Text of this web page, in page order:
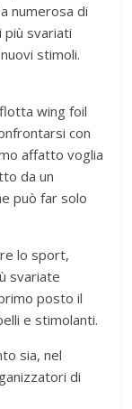
numerosa di
più svariati
stimoli.
wing foil
con
affatto voglia
da un
può far solo
lo sport,
svariate
posto il
e stimolanti.
sia, nel
di